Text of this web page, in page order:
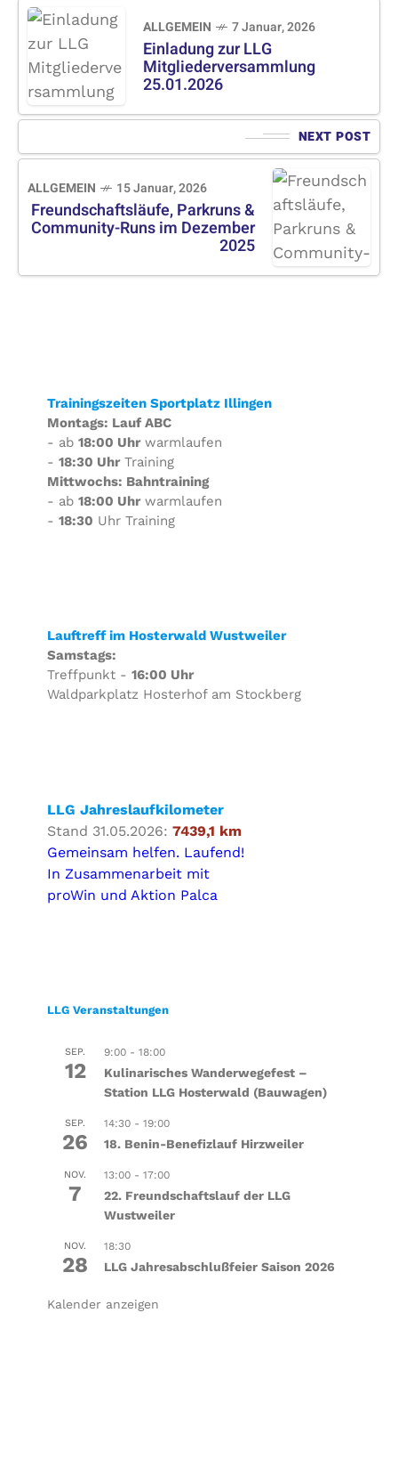
ALLGEMEIN 7 Januar, 2026
Einladung zur LLG
Mitgliederversammlung
25.01.2026
NEXT POST
ALLGEMEIN 15 Januar, 2026
Freundschaftsläufe, Parkruns &
Community-Runs im Dezember
2025
Trainingszeiten Sportplatz Illingen
Montags: Lauf ABC
- ab 18:00 Uhrwarmlaufen
- 18:30 UhrTraining
Mittwochs: Bahntraining
- ab 18:00 Uhrwarmlaufen
- 18:30 Uhr Training
Lauftreff im Hosterwald Wustweiler
Samstags:
Treffpunkt - 16:00 Uhr
Waldparkplatz Hosterhof am Stockberg
LLG Jahreslaufkilometer
Stand 31.05.2026: 7439,1 km
Gemeinsam helfen. Laufend!
In Zusammenarbeit mit
proWin und Aktion Palca
LLG Veranstaltungen
SEP.
12
9:00- 18:00
Kulinarisches Wanderwegefest –
Station LLG Hosterwald (Bauwagen)
SEP.
26
14:30- 19:00
18. Benin-Benefizlauf Hirzweiler
NOV.
7
13:00- 17:00
22. Freundschaftslauf der LLG
Wustweiler
NOV.
28
18:30
LLG Jahresabschlußfeier Saison 2026
Kalender anzeigen